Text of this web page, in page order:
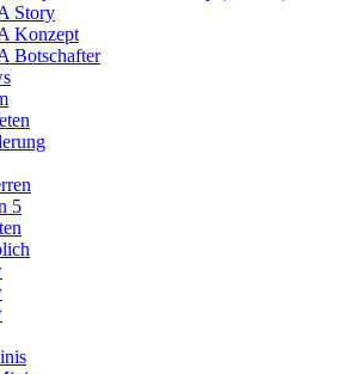
Story
Konzept
Botschafter
5